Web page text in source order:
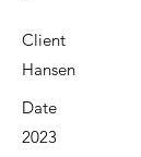
Client
Hansen
Date
2023